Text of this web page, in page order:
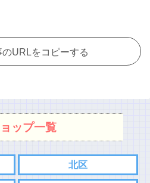
のURLをコピーする
ップ一覧
北区